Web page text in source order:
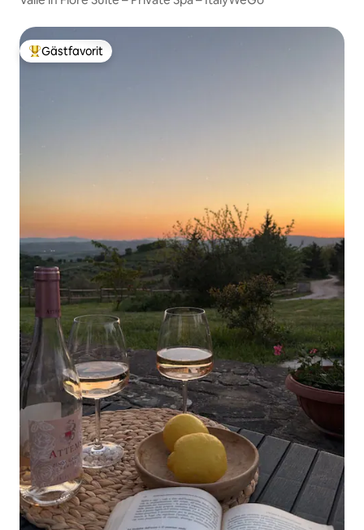
Populär gästfavorit
Gästfavorit